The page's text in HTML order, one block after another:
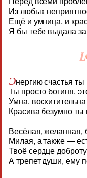
Из любых
Ещё и умница, и
Я бы тебе выдала
Энергию счастья ты
Ты просто богиня,
Умна,
Красива безумно ты
Весёлая, желанная,
Милая, а также —
Твоё сердце доброту
А трепет души, ему